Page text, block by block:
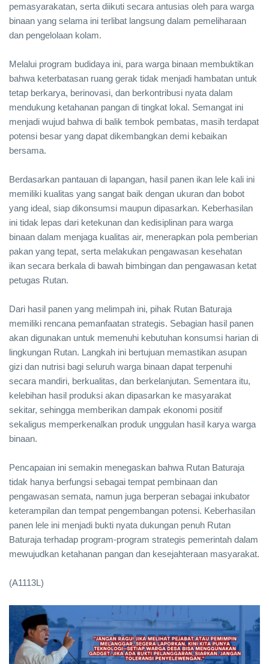
pemasyarakatan, serta diikuti secara antusias oleh para warga
binaan yang selama ini terlibat langsung dalam pemeliharaan
dan pengelolaan kolam.
Melalui program budidaya ini, para warga binaan membuktikan
bahwa keterbatasan ruang gerak tidak menjadi hambatan untuk
tetap berkarya, berinovasi, dan berkontribusi nyata dalam
mendukung ketahanan pangan di tingkat lokal. Semangat ini
menjadi wujud bahwa di balik tembok pembatas, masih terdapat
potensi besar yang dapat dikembangkan demi kebaikan
bersama.
Berdasarkan pantauan di lapangan, hasil panen ikan lele kali ini
memiliki kualitas yang sangat baik dengan ukuran dan bobot
yang ideal, siap dikonsumsi maupun dipasarkan. Keberhasilan
ini tidak lepas dari ketekunan dan kedisiplinan para warga
binaan dalam menjaga kualitas air, menerapkan pola pemberian
pakan yang tepat, serta melakukan pengawasan kesehatan
ikan secara berkala di bawah bimbingan dan pengawasan ketat
petugas Rutan.
Dari hasil panen yang melimpah ini, pihak Rutan Baturaja
memiliki rencana pemanfaatan strategis. Sebagian hasil panen
akan digunakan untuk memenuhi kebutuhan konsumsi harian di
lingkungan Rutan. Langkah ini bertujuan memastikan asupan
gizi dan nutrisi bagi seluruh warga binaan dapat terpenuhi
secara mandiri, berkualitas, dan berkelanjutan. Sementara itu,
kelebihan hasil produksi akan dipasarkan ke masyarakat
sekitar, sehingga memberikan dampak ekonomi positif
sekaligus memperkenalkan produk unggulan hasil karya warga
binaan.
Pencapaian ini semakin menegaskan bahwa Rutan Baturaja
tidak hanya berfungsi sebagai tempat pembinaan dan
pengawasan semata, namun juga berperan sebagai inkubator
keterampilan dan tempat pengembangan potensi. Keberhasilan
panen lele ini menjadi bukti nyata dukungan penuh Rutan
Baturaja terhadap program-program strategis pemerintah dalam
mewujudkan ketahanan pangan dan kesejahteraan masyarakat.
(A1113L)